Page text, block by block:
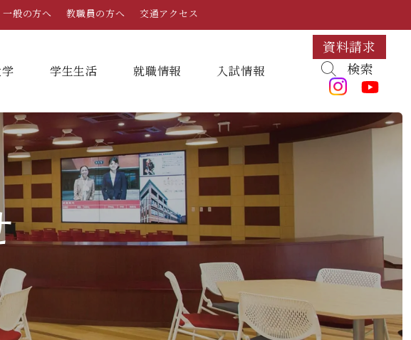
一般の方へ 教職員の方へ 交通アクセス
キャンパスマップ・施設紹介
組織・教員数・学生数
デジタルパンフレット
学納金
寮・一人暮らし
大学イベント
就職対策講座・ガイダンス
就職に強いKYUJO
就職なんでも相談窓口
入試日程・科目
デジタルパンフレット
入学試験問題
WEB相談会
学⽣⽣活 就職情報 ⼊試情報
資料請求
検索